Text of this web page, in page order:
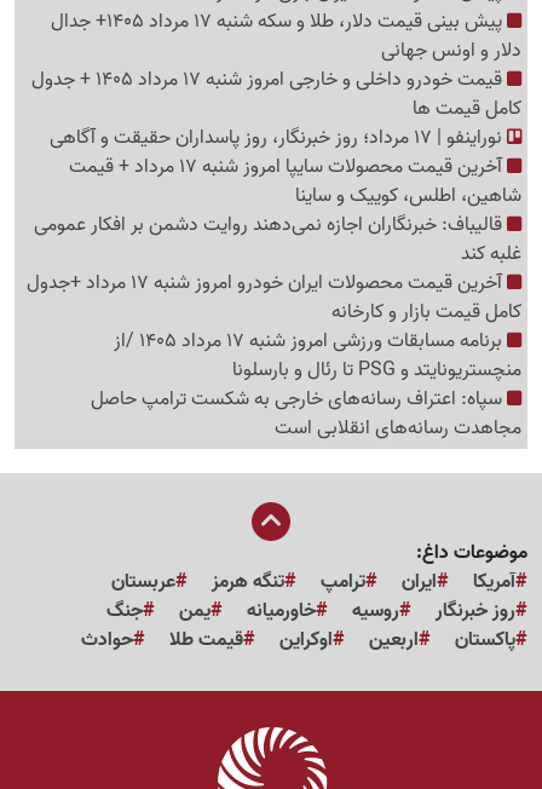
پیش ‌بینی قیمت دلار، طلا و سکه شنبه 17 مرداد 1405+ جدال
دلار و اونس جهانی
قیمت خودرو داخلی و خارجی امروز شنبه 17 مرداد 1405 + جدول
کامل قیمت ها
نوراینفو | 17 مرداد؛ روز خبرنگار، روز پاسداران حقیقت و آگاهی
آخرین قیمت محصولات سایپا امروز شنبه 17 مرداد + قیمت
شاهین، اطلس، کوییک و ساینا
قالیباف: خبرنگاران اجازه نمی‌دهند روایت دشمن بر افکار عمومی
غلبه کند
آخرین قیمت محصولات ایران خودرو امروز شنبه 17 مرداد +جدول
کامل قیمت بازار و کارخانه
برنامه مسابقات ورزشی امروز شنبه 17 مرداد 1405 /از
منچستریونایتد و PSG تا رئال و بارسلونا
سپاه: اعتراف رسانه‌های خارجی به شکست ترامپ حاصل
مجاهدت رسانه‌های انقلابی است
موضوعات داغ:
آمریکا
ایران ترامپ تنگه هرمز
عربستان
روز خبرنگار
روسیه خاورمیانه یمن
جنگ
پاکستان
اربعین اوکراین قیمت طلا حوادث